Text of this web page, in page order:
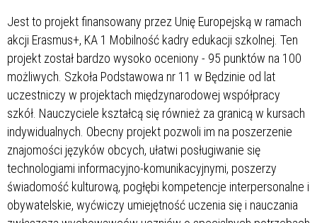
Jest to projekt finansowany przez Unię Europejską w ramach
akcji Erasmus+, KA 1 Mobilność kadry edukacji szkolnej. Ten
projekt został bardzo wysoko oceniony - 95 punktów na 100
możliwych. Szkoła Podstawowa nr 11 w Będzinie od lat
uczestniczy w projektach międzynarodowej współpracy
szkół. Nauczyciele kształcą się również za granicą w kursach
indywidualnych. Obecny projekt pozwoli im na poszerzenie
znajomości języków obcych, ułatwi posługiwanie się
technologiami informacyjno-komunikacyjnymi, poszerzy
świadomość kulturową, pogłębi kompetencje interpersonalne i
obywatelskie, wyćwiczy umiejętność uczenia się i nauczania